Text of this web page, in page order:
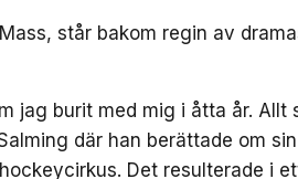
står bakom regin av
jag burit med mig i åtta år. Allt
där han berättade om
Det resulterade i